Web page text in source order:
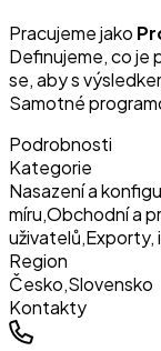
Pracujeme jako
Definujeme, co je
se, aby s
Samotné
Podrobnosti
Kategorie
Nasazení a
míru,Obchodní a
uživatelů,Exporty,
Region
Česko,Slovensko
Kontakty